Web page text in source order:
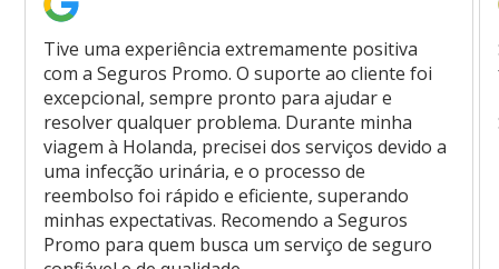
Tive uma experiência extremamente positiva
com a Seguros Promo. O suporte ao cliente foi
excepcional, sempre pronto para ajudar e
resolver qualquer problema. Durante minha
viagem à Holanda, precisei dos serviços devido a
uma infecção urinária, e o processo de
reembolso foi rápido e eficiente, superando
minhas expectativas. Recomendo a Seguros
Promo para quem busca um serviço de seguro